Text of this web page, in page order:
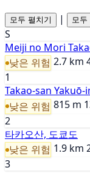
모두 펼치기 | 모두
S
Meiji no Mori
낮은 위험 2.7 km
1
Takao-san Yakuō-
낮은 위험 815 m
2
타카오산, 도쿄도
낮은 위험 1.9 km
3